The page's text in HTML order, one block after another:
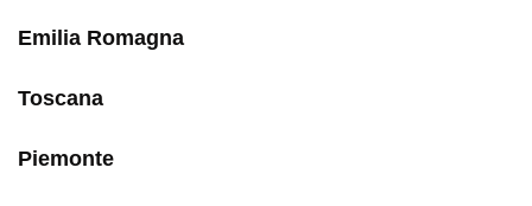
Emilia Romagna
Toscana
Piemonte